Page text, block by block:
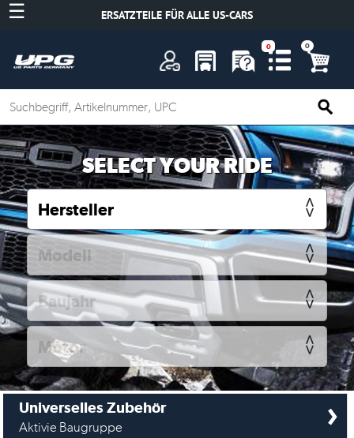
A
ERSATZTEILE FÜR ALLE US-CARS
☰
SELECT YOUR RIDE
Universelles Zubehör
Aktivie Baugruppe ›